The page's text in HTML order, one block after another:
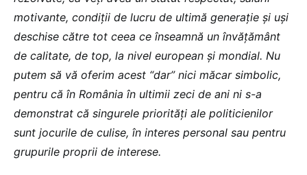
motivante, condiții de lucru de ultimă generație și uși
deschise către tot ceea ce înseamnă un învățământ
de calitate, de top, la nivel european și mondial. Nu
putem să vă oferim acest “dar” nici măcar simbolic,
pentru că în România în ultimii zeci de ani ni s-a
demonstrat că singurele priorități ale politicienilor
sunt jocurile de culise, în interes personal sau pentru
grupurile proprii de interese.